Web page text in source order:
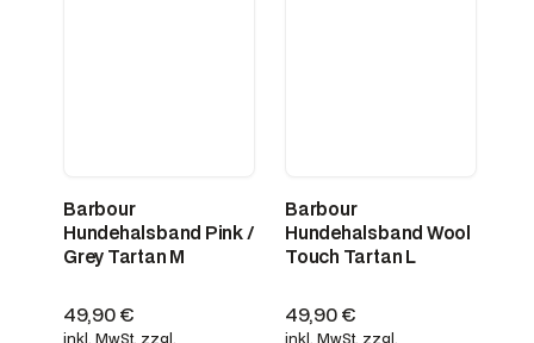
Barbour
Hundehalsband Pink /
Grey Tartan M
49,90€
Barbour
Hundehalsband Wool
Touch Tartan L
49,90€